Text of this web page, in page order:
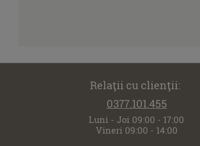
Relaţii cu clienţii:
0377.101.455
Luni - Joi 09:00 - 17:00
Vineri 09:00 - 14:00